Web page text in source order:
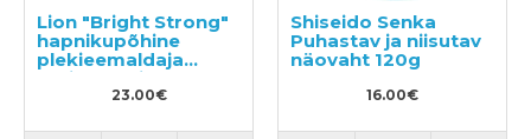
Lion "Bright Strong"
hapnikupõhine
plekieemaldaja
antibakteriaalse
toimega23.00€
Shiseido Senka
Puhastav ja niisutav
näovaht 120g
16.00€